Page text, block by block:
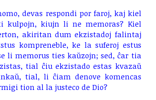
devas respondi por faroj, kaj kiel
kulpojn, kiujn li ne memoras? Kiel
akiritan dum ekzistadoj falintaj
kompreneble, ke la suferoj estus
li memorus ties kaŭzojn; sed, ĉar tia
tial ĉiu ekzistado estas kvazaŭ
tial, li ĉiam denove komencas
tion al la justeco de Dio?